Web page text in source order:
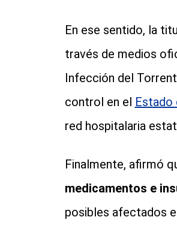
En ese sentido, la
través de medios
Infección del
control en el Estado
red hospitalaria
Finalmente, afirmó
medicamentos e
posibles afectados